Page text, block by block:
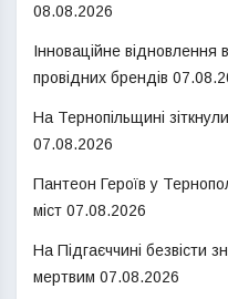
08.08.2026
Інноваційне відновлення
провідних брендів
На Тернопільщині
07.08.2026
Пантеон Героїв у
міст 07.08.2026
На Підгаєччині безвісти
мертвим 07.08.2026